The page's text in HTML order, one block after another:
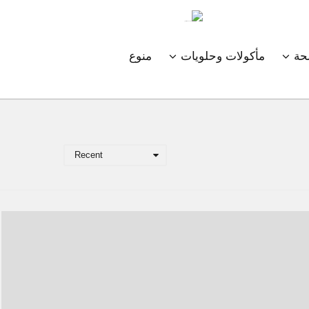
مأكولات وحلويات منوع
Recent